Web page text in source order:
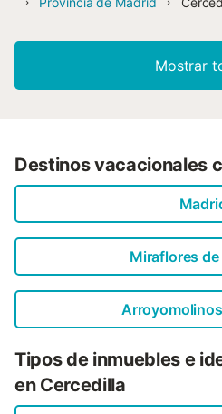
Mostrar
Destinos vacacionales
Miraflores de
Tipos de inmuebles e
en Cercedilla